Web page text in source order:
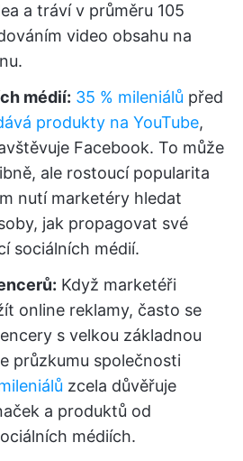
a tráví v průměru 105
video obsahu na
médií: 35 % mileniálů před
produkty na YouTube,
Facebook. To může
ale rostoucí popularita
nutí marketéry hledat
jak propagovat své
sociálních médií.
Když marketéři
online reklamy, často se
s velkou základnou
průzkumu společnosti
zcela důvěřuje
a produktů od
médiích.